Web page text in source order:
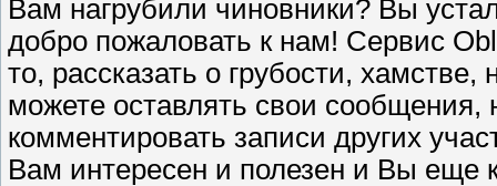
Вам нагрубили чиновники? Вы
добро пожаловать к нам! Сервис
то, рассказать о грубости,
можете оставлять свои
комментировать записи других
Вам интересен и полезен и Вы еще